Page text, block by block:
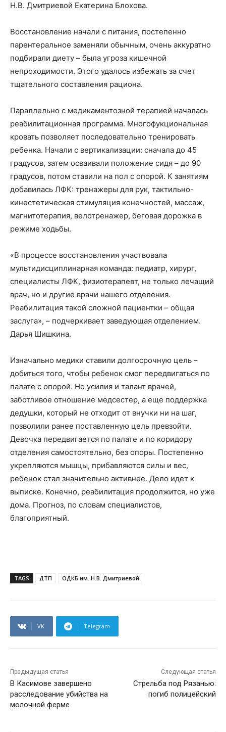
Н.В. Дмитриевой Екатерина Блохова.
Восстановление начали с питания, постепенно
парентеральное заменяли обычным, очень аккуратно
подбирали диету – была угроза кишечной
непроходимости. Этого удалось избежать за счет
тщательного составления рациона.
Параллельно с медикаментозной терапией началась
реабилитационная программа. Многофукциональная
кровать позволяет последовательно тренировать
ребенка. Начали с вертикализации: сначала до 45
градусов, затем осваивали положение сидя – до 90
градусов, потом ставили на пол с опорой. К занятиям
добавилась ЛФК: тренажеры для рук, тактильно-
кинестетическая стимуляция конечностей, массаж,
магнитотерапия, велотренажер, беговая дорожка в
режиме ходьбы.
«В процессе восстановления участвовала
мультидисциплинарная команда: педиатр, хирург,
специалисты ЛФК, физиотерапевт, не только лечащий
врач, но и другие врачи нашего отделения.
Реабилитация такой сложной пациентки – общая
заслуга», – подчеркивает заведующая отделением.
Дарья Шишкина.
Изначально медики ставили долгосрочную цель –
добиться того, чтобы ребенок смог передвигаться по
палате с опорой. Но усилия и талант врачей,
заботливое отношение медсестер, а еще поддержка
дедушки, который не отходит от внучки ни на шаг,
позволили ранее поставленную цель превзойти.
Девочка передвигается по палате и по коридору
отделения самостоятельно, без опоры. Постепенно
укрепляются мышцы, прибавляются силы и вес,
ребенок стал значительно активнее. Дело идет к
выписке. Конечно, реабилитация продолжится, но уже
дома. Прогноз, по словам специалистов,
благоприятный.
TAGS ДТП ОДКБ им. Н.В. Дмитриевой
VK Telegram
Предыдущая статья
В Касимове завершено
расследование убийства на
молочной ферме
Следующая статья
Стрельба под Рязанью:
погиб полицейский